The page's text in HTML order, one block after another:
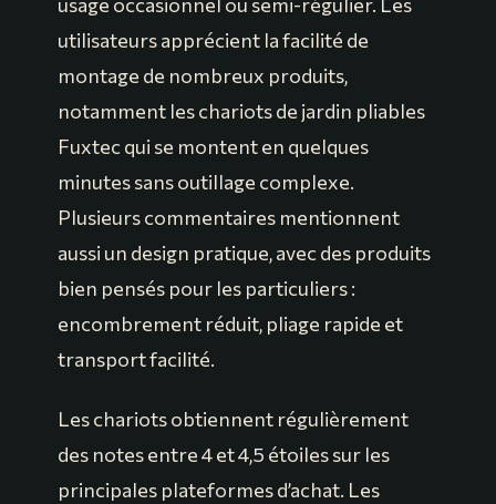
utilisateurs apprécient la facilité de
montage de nombreux produits,
notamment les chariots de jardin pliables
Fuxtec qui se montent en quelques
minutes sans outillage complexe.
Plusieurs commentaires mentionnent
aussi un design pratique, avec des produits
bien pensés pour les particuliers :
encombrement réduit, pliage rapide et
transport facilité.
Les chariots obtiennent régulièrement
des notes entre 4 et 4,5 étoiles sur les
principales plateformes d’achat. Les